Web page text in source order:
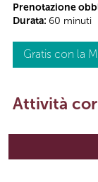
Prenotazione
Durata: 60 minuti
Gratis con la
Attività